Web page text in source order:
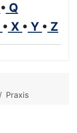
• Q
• X • Y • Z
Praxis